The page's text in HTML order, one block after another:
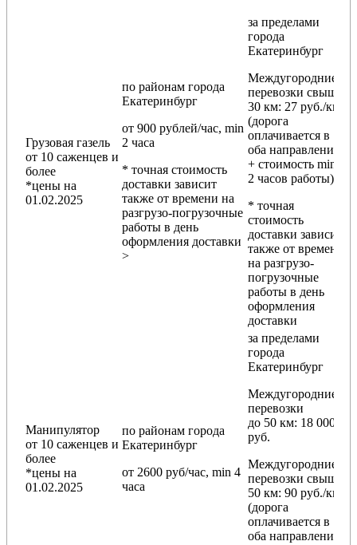
Грузовая газель
от 10 саженцев и
более
*цены на
01.02.2025
по районам города
Екатеринбург
от 900 рублей/час, min
2 часа
* точная стоимость
доставки зависит
также от времени на
разгрузо-погрузочные
работы в день
оформления доставки
>
за пределами
города
Екатеринбург
Междугородние
перевозки свыше
30 км: 27 руб./км
(дорога
оплачивается в
оба направления
+ стоимость min
2 часов работы)
* точная
стоимость
доставки зависит
также от времени
на разгрузо-
погрузочные
работы в день
оформления
доставки
Манипулятор
от 10 саженцев и
более
*цены на
01.02.2025
по районам города
Екатеринбург
от 2600 руб/час, min 4
часа
за пределами
города
Екатеринбург
Междугородние
перевозки
до 50 км: 18 000
руб.
Междугородние
перевозки свыше
50 км: 90 руб./км
(дорога
оплачивается в
оба направления